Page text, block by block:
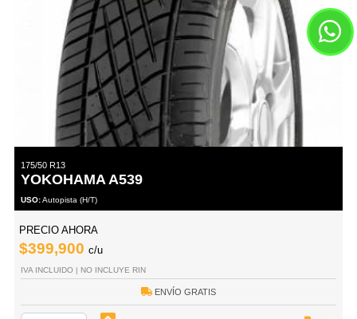
175/50 R13
YOKOHAMA A539
USO:Autopista (H/T)
PRECIO AHORA
$399,900 c/u
IVA INCLUIDO | NO INCLUYE RIN
ENVÍO GRATIS